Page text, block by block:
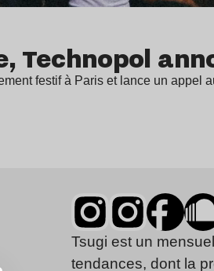
Technopol
festif à Paris et lance un appel
Tsugi est un
tendances, dont la